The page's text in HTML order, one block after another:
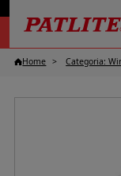
Home Categoria: